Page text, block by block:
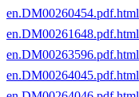
en.DM00260454.pdf.html
en.DM00261648.pdf.html
en.DM00263596.pdf.html
en.DM00264045.pdf.html